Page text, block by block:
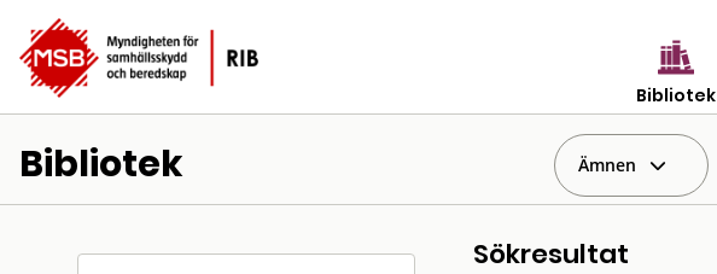
Bibliotek
Bibliotek Ämnen
Sökresultat